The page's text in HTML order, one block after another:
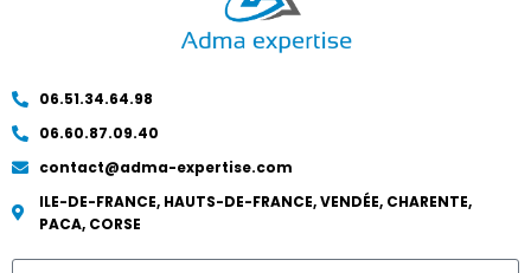
06.51.34.64.98
06.60.87.09.40
contact@adma-expertise.com
ILE-DE-FRANCE, HAUTS-DE-FRANCE, VENDÉE, CHARENTE,
PACA, CORSE